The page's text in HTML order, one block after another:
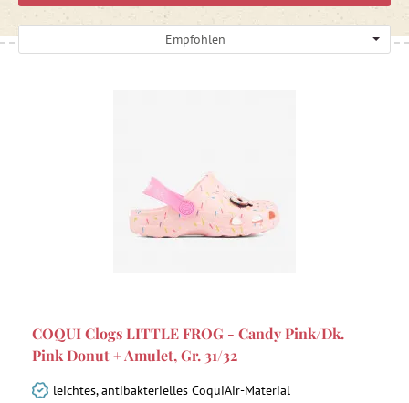
Empfohlen
COQUI Clogs LITTLE FROG - Candy Pink/Dk.
Pink Donut + Amulet, Gr. 31/32
leichtes, antibakterielles CoquiAir-Material